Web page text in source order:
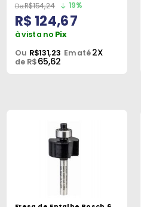
R$154,24 19%
R$ 124,67
à vista no Pix
Ou R$131,23 Em até2X
de R$65,62